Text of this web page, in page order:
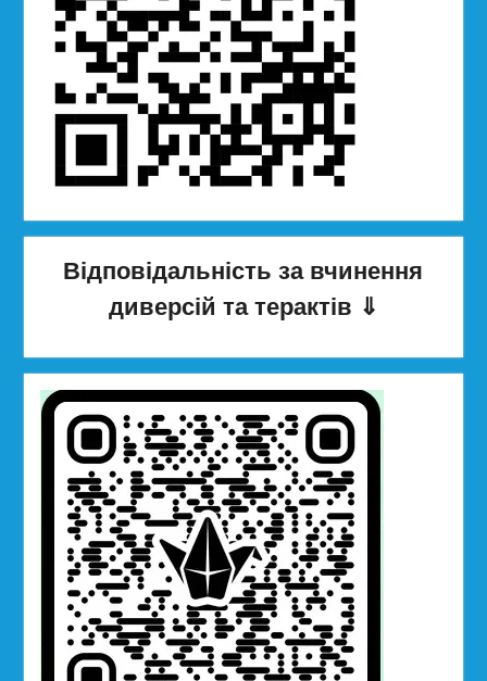
Відповідальність за вчинення
диверсій та терактів ⇓